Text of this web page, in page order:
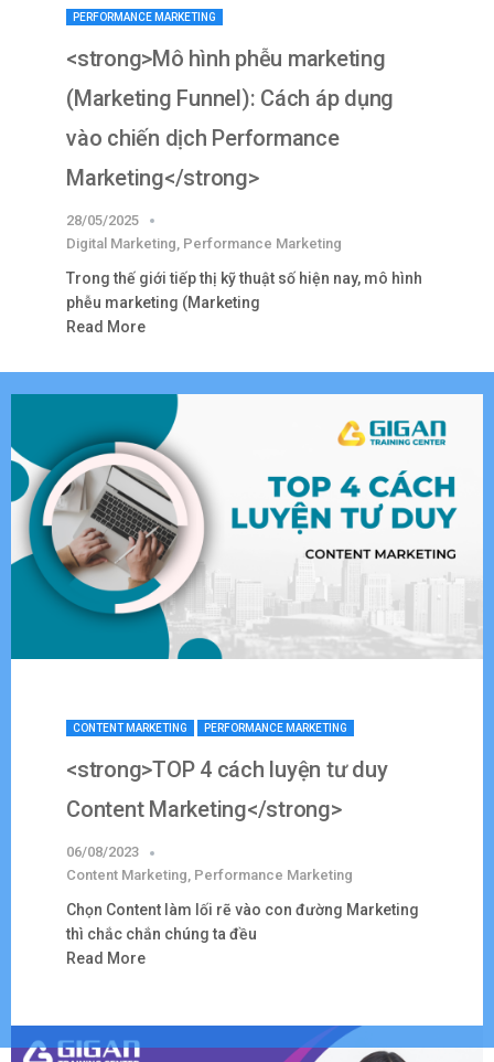
PERFORMANCE MARKETING
<strong>Mô hình phễu marketing
(Marketing Funnel): Cách áp dụng
vào chiến dịch Performance
Marketing</strong>
28/05/2025
Digital Marketing Performance Marketing
Trong thế giới tiếp thị kỹ thuật số hiện nay, mô hình
phễu marketing (Marketing
Read More
CONTENT MARKETING PERFORMANCE MARKETING
<strong>TOP 4 cách luyện tư duy
Content Marketing</strong>
06/08/2023
Content Marketing, Performance Marketing
Chọn Content làm lối rẽ vào con đường Marketing
thì chắc chắn chúng ta đều
Read More